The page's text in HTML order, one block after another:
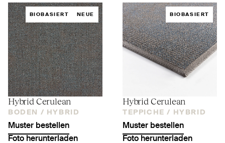
BIOBASIERT NEUE
Hybrid Cerulean
BODEN / HYBRID
Muster bestellen
Foto herunterladen
BIOBASIERT
Hybrid Cerulean
TEPPICHE / HYBRID
Muster bestellen
Foto herunterladen